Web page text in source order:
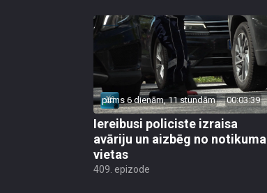
pirms 6 dienām, 11 stundām 00:03:39
Iereibusi policiste izraisa
avāriju un aizbēg no notikuma
vietas
409. epizode